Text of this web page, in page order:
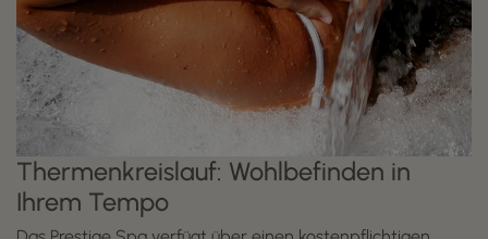
Thermenkreislauf: Wohlbefinden in
Ihrem Tempo